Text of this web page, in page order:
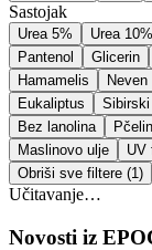
Sastojak
Urea 5% Urea 10%
Pantenol
Glicerin
Hamamelis
Neven
Eukaliptus
Sibirski
Bez lanolina
Maslinovo ulje
UV
Obriši sve filtere (1 )
Učitavanje…
Novosti iz